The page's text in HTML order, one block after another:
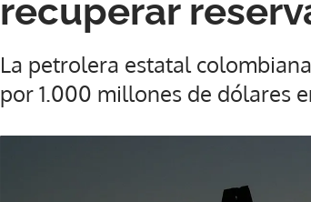
recuperar
La petrolera estatal
por 1.000 millones de dólares